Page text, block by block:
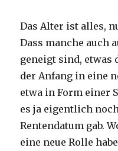
Das Alter ist alles,
Dass manche auch
geneigt sind, etwas
der Anfang in eine
etwa in Form einer
es ja eigentlich
Rentendatum gab.
eine neue Rolle